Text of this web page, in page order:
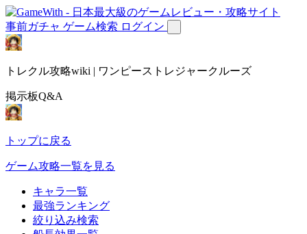
事前ガチャ ゲーム検索 ログイン
トレクル攻略wiki | ワンピーストレジャークルーズ
掲示板Q&A
トップに戻る
ゲーム攻略一覧を見る
キャラ一覧
最強ランキング
絞り込み検索